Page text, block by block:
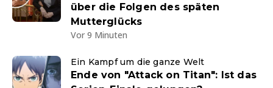
über die Folgen des späten
Mutterglücks
Vor 9 Minuten
Ein Kampf um die ganze Welt
Ende von "Attack on Titan": Ist das